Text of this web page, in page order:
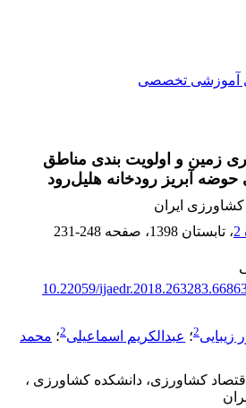
آموزشی تخصصی
زمین و اولویت بندی مناطق
آبریز رودخانه هلیل‌رود
ایران
، تابستان 1398 ، صفحه 231-248
10.22059/
زیبایی2؛ عبدالکریم اسماعیلی2؛ محمد
کشاورزی، دانشکده کشاورزی ،